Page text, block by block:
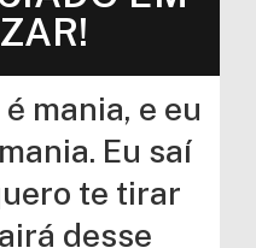
mania, e eu
Eu saí
te tirar
desse